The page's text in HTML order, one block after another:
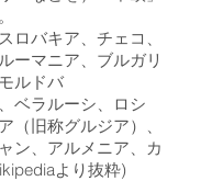
スロバキア、 チェコ、
ルーマニア、 ブルガリ
モルドバ
ベラルーシ、
ロシ
（旧称グルジア）、
ン、 アルメニア、
カ
より抜粋)